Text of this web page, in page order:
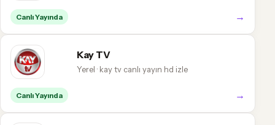
Canlı Yayında →
Kay TV
Yerel · kay tv canlı yayın hd izle
Canlı Yayında →